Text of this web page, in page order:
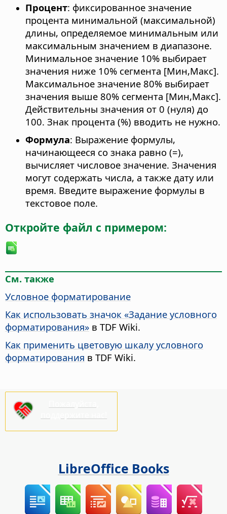
Процент: фиксированное значение
процента минимальной (максимальной)
длины, определяемое минимальным или
максимальным значением в диапазоне.
Минимальное значение 10% выбирает
значения ниже 10% сегмента [Мин,Макс].
Максимальное значение 80% выбирает
значения выше 80% сегмента [Мин,Макс].
Действительны значения от 0 (нуля) до
100. Знак процента (%) вводить не нужно.
Формула: Выражение формулы,
начинающееся со знака равно (=),
вычисляет числовое значение. Значения
могут содержать числа, а также дату или
время. Введите выражение формулы в
текстовое поле.
Откройте файл с примером:
См. также
Условное форматирование
Как использовать значок «Задание условного
форматирования» в TDF Wiki.
Как применить цветовую шкалу условного
форматирования в TDF Wiki.
LibreOffice Books